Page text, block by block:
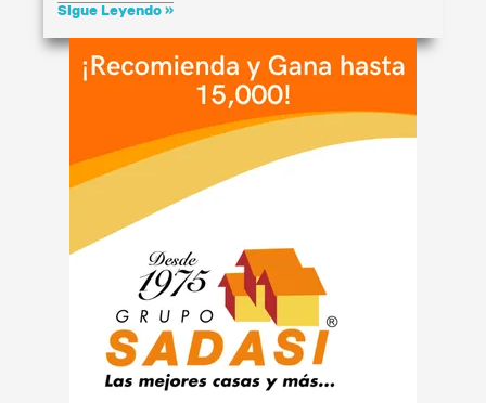
Sigue Leyendo »